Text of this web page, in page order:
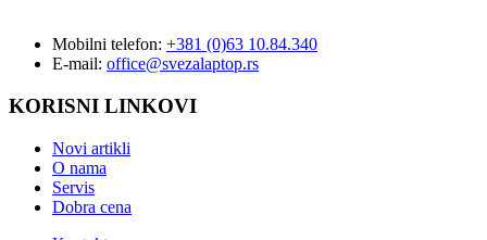
Mobilni telefon: +381 (0)63 10.84.340
E-mail: office@svezalaptop.rs
KORISNI LINKOVI
Novi artikli
O nama
Servis
Dobra cena